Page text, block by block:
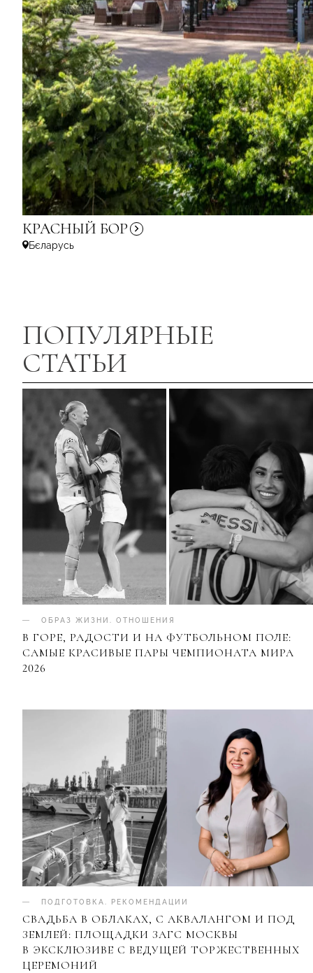
КРАСНЫЙ БОР
Бєларусь
ПОПУЛЯРНЫЕ
СТАТЬИ
ОБРАЗ ЖИЗНИ ОТНОШЕНИЯ
В ГОРЕ, РАДОСТИ И НА ФУТБОЛЬНОМ ПОЛЕ:
САМЫЕ КРАСИВЫЕ ПАРЫ ЧЕМПИОНАТА МИРА
2026
ПОДГОТОВКА РЕКОМЕНДАЦИИ
СВАДЬБА В ОБЛАКАХ, С АКВАЛАНГОМ И ПОД
ЗЕМЛЕЙ: ПЛОЩАДКИ ЗАГС МОСКВЫ
В ЭКСКЛЮЗИВЕ С ВЕДУЩЕЙ ТОРЖЕСТВЕННЫХ
ЦЕРЕМОНИЙ